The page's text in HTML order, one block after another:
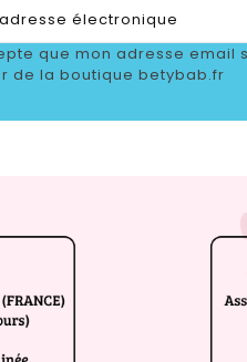
que mon adresse email
de la boutique betybab.fr